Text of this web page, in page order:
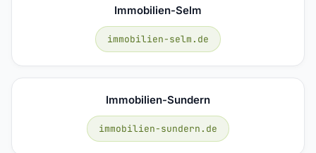
Immobilien-Selm
immobilien-selm.de
Immobilien-Sundern
immobilien-sundern.de